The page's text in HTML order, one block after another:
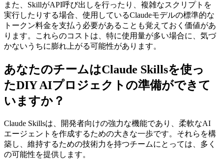
また、SkillがAPI呼び出しを行ったり、複雑なスクリプトを
実行したりする場合、使用しているClaudeモデルの標準的な
トークン料金を支払う必要があることも覚えておく価値があ
ります。これらのコストは、特に使用量が多い場合に、気づ
かないうちに膨れ上がる可能性があります。
あなたのチームはClaude Skillsを使っ
たDIY AIプロジェクトの準備ができて
いますか？
Claude Skillsは、開発者向けの強力な機能であり、柔軟なAI
エージェントを作成するための大きな一歩です。それらを構
築し、維持するための技術力を持つチームにとっては、多く
の可能性を提供します。